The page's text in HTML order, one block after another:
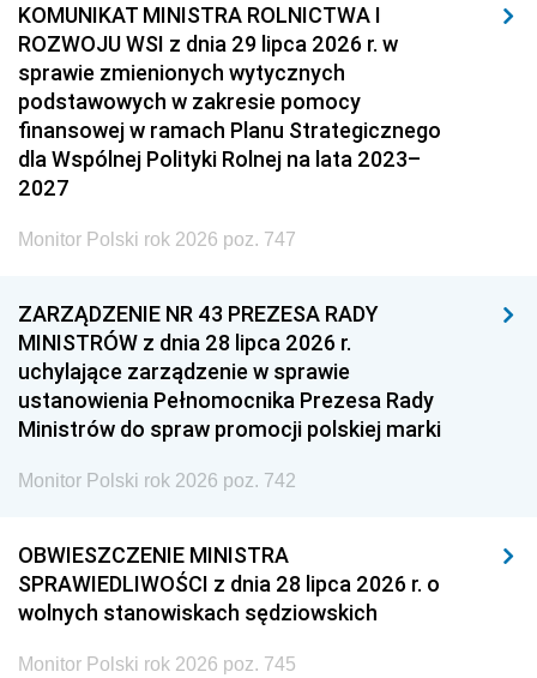
KOMUNIKAT MINISTRA ROLNICTWA I
ROZWOJU WSI z dnia 29 lipca 2026 r. w
sprawie zmienionych wytycznych
podstawowych w zakresie pomocy
finansowej w ramach Planu Strategicznego
dla Wspólnej Polityki Rolnej na lata 2023–
2027
Monitor Polski rok 2026 poz. 747
ZARZĄDZENIE NR 43 PREZESA RADY
MINISTRÓW z dnia 28 lipca 2026 r.
uchylające zarządzenie w sprawie
ustanowienia Pełnomocnika Prezesa Rady
Ministrów do spraw promocji polskiej marki
Monitor Polski rok 2026 poz. 742
OBWIESZCZENIE MINISTRA
SPRAWIEDLIWOŚCI z dnia 28 lipca 2026 r. o
wolnych stanowiskach sędziowskich
Monitor Polski rok 2026 poz. 745